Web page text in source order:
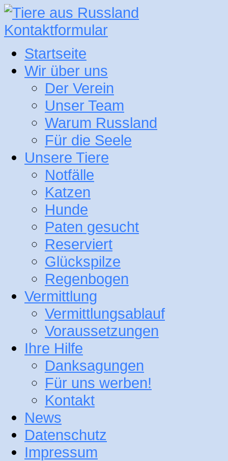
Kontaktformular
Startseite
Wir über uns
Der Verein
Unser Team
Warum Russland
Für die Seele
Unsere Tiere
Notfälle
Katzen
Hunde
Paten gesucht
Reserviert
Glückspilze
Regenbogen
Vermittlung
Vermittlungsablauf
Voraussetzungen
Ihre Hilfe
Danksagungen
Für uns werben!
Kontakt
News
Datenschutz
Impressum